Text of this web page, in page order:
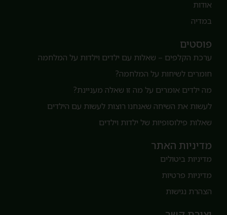
אודות
במדיה
פוסטים
ערכת הקלפים – שאלות עם ילדים וילדות על המלחמה
חומרים לשיחות על המלחמה?
מה ילדים אומרים על מה זו שאלה מעניינת?
לעשות את השיחה שאנחנו רוצות לעשות עם הילדים
שאלות פילוסופיות של ילדות וילדים
מדיניות האתר
מדיניות ביטולים
מדיניות פרטיות
הצהרת נגישות